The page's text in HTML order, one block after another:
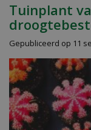
Tuinplant
Gepubliceerd op 11